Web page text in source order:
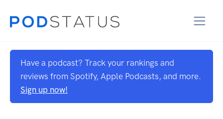
Have a podcast? Track your rankings and
reviews from Spotify, Apple Podcasts, and more.
Sign up now!